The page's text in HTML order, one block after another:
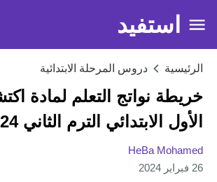
استفيد
الرئيسية دروس المرحلة الابتدائية
خريطة نواتج التعلم لمادة
الأول الابتدائي الترم الثاني 2024
HeBa Mohamed
26 فبراير 2024